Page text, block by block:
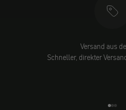
Versand aus
Schneller, direkter